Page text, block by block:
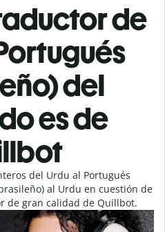
de
del
es de
del Urdu al Portugués
al Urdu en cuestión de
de gran calidad de Quillbot.